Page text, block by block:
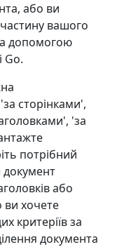
або ви
вашого
допомогою
Go.
сторінками',
'за
потрібний
або
ви хочете
критеріїв за
документа